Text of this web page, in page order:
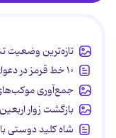
تازه‌ترین وضعیت
۱۰ خط قرمز در دعوای همسران
جمع‌آوری موکب‌های
بازگشت زوار
شاه کلید دوستی